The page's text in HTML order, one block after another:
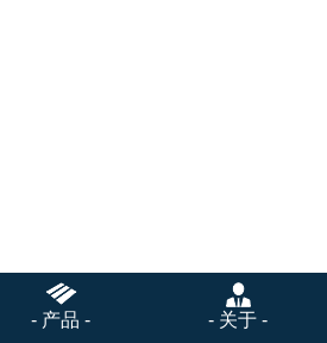
- 产品 - - 关于 -